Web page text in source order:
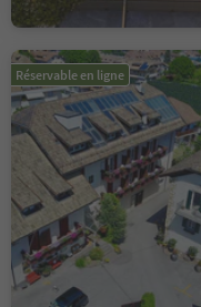
Réservable en ligne